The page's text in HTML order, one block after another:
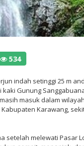
534
indah setinggi 25 m
Gunung
masuk dalam
Karawang,
setelah melewati Pasar